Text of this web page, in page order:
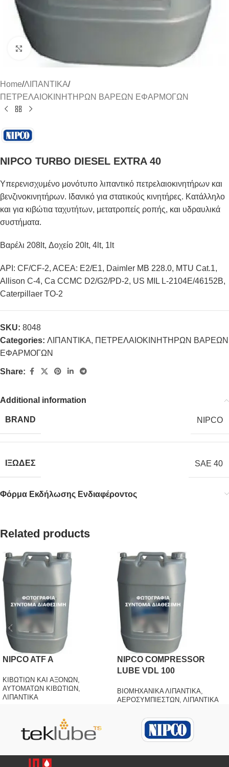
Click to enlarge
Home/ΛΙΠΑΝΤΙΚΑ/
ΠΕΤΡΕΛΑΙΟΚΙΝΗΤΗΡΩΝ ΒΑΡΕΩΝ ΕΦΑΡΜΟΓΩΝ
NIPCO TURBO DIESEL EXTRA 40
Υπερενισχυμένο μονότυπο λιπαντικό πετρελαιοκινητήρων και
βενζινοκινητήρων. Ιδανικό για στατικούς κινητήρες. Κατάλληλο
και για κιβώτια ταχυτήτων, μετατροπείς ροπής, και υδραυλικά
συστήματα.
Βαρέλι 208lt, Δοχείο 20lt, 4lt, 1lt
API: CF/CF-2, ACEA: E2/E1, Daimler MB 228.0, MTU Cat.1,
Allison C-4, Ca CCMC D2/G2/PD-2, US MIL L-2104E/46152B,
Caterpillaer TO-2
SKU: 8048
Categories: ΛΙΠΑΝΤΙΚΑ, ΠΕΤΡΕΛΑΙΟΚΙΝΗΤΗΡΩΝ ΒΑΡΕΩΝ
ΕΦΑΡΜΟΓΩΝ
Share:
Additional information
BRAND NIPCO
ΙΞΩΔΕΣ SAE 40
Φόρμα Εκδήλωσης Ενδιαφέροντος
Related products
NIPCO ATF A
ΚΙΒΩΤΙΩΝ ΚΑΙ ΑΞΟΝΩΝ,
ΑΥΤΟΜΑΤΩΝ ΚΙΒΩΤΙΩΝ,
ΛΙΠΑΝΤΙΚΑ
NIPCO COMPRESSOR
LUBE VDL 100
ΒΙΟΜΗΧΑΝΙΚΑ ΛΙΠΑΝΤΙΚΑ,
ΑΕΡΟΣΥΜΠΙΕΣΤΩΝ, ΛΙΠΑΝΤΙΚΑ